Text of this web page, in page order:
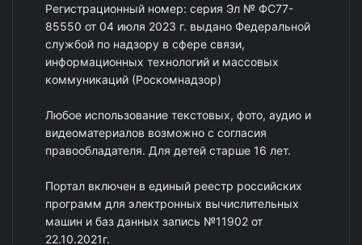
Регистрационный номер: серия Эл № ФС77-
85550 от 04 июля 2023 г. выдано Федеральной
службой по надзору в сфере связи,
информационных технологий и массовых
коммуникаций (Роскомнадзор)
Любое использование текстовых, фото, аудио и
видеоматериалов возможно с согласия
правообладателя. Для детей старше 16 лет.
Портал включен в единый реестр российских
программ для электронных вычислительных
машин и баз данных запись №11902 от
22.10.2021г.